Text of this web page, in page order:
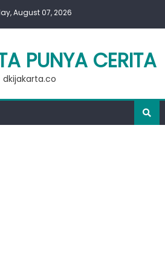
August 07, 2026
PUNYA CERITA
dkijakarta.co